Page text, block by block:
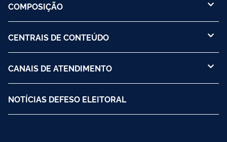
COMPOSIÇÃO
CENTRAIS DE CONTEÚDO
CANAIS DE ATENDIMENTO
NOTÍCIAS DEFESO ELEITORAL